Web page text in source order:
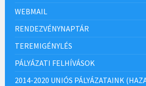
WEBMAIL
RENDEZVÉNYNAPTÁR
TEREMIGÉNYLÉS
PÁLYÁZATI FELHÍVÁSOK
2014-2020 UNIÓS PÁLYÁZATAINK